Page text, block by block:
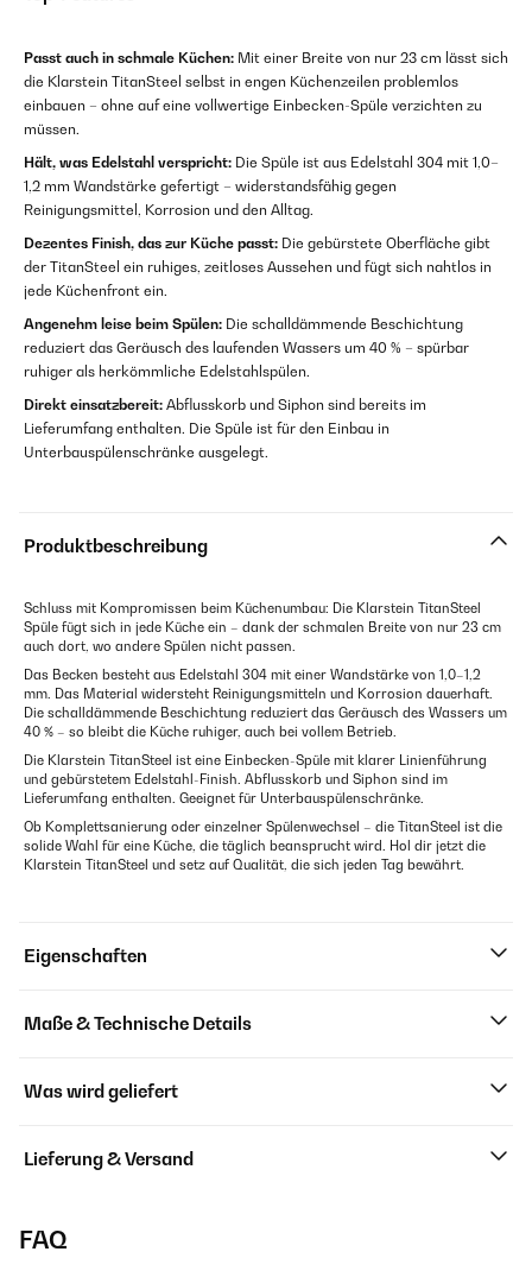
Passt auch in schmale Küchen: Mit einer Breite von nur 23 cm lässt sich
die Klarstein TitanSteel selbst in engen Küchenzeilen problemlos
einbauen – ohne auf eine vollwertige Einbecken-Spüle verzichten zu
müssen.
Hält, was Edelstahl verspricht: Die Spüle ist aus Edelstahl 304 mit 1,0–
1,2 mm Wandstärke gefertigt – widerstandsfähig gegen
Reinigungsmittel, Korrosion und den Alltag.
Dezentes Finish, das zur Küche passt: Die gebürstete Oberfläche gibt
der TitanSteel ein ruhiges, zeitloses Aussehen und fügt sich nahtlos in
jede Küchenfront ein.
Angenehm leise beim Spülen: Die schalldämmende Beschichtung
reduziert das Geräusch des laufenden Wassers um 40 % – spürbar
ruhiger als herkömmliche Edelstahlspülen.
Direkt einsatzbereit: Abflusskorb und Siphon sind bereits im
Lieferumfang enthalten. Die Spüle ist für den Einbau in
Unterbauspülenschränke ausgelegt.
Produktbeschreibung
Schluss mit Kompromissen beim Küchenumbau: Die Klarstein TitanSteel
Spüle fügt sich in jede Küche ein – dank der schmalen Breite von nur 23 cm
auch dort, wo andere Spülen nicht passen.
Das Becken besteht aus Edelstahl 304 mit einer Wandstärke von 1,0–1,2
mm. Das Material widersteht Reinigungsmitteln und Korrosion dauerhaft.
Die schalldämmende Beschichtung reduziert das Geräusch des Wassers um
40 % – so bleibt die Küche ruhiger, auch bei vollem Betrieb.
Die Klarstein TitanSteel ist eine Einbecken-Spüle mit klarer Linienführung
und gebürstetem Edelstahl-Finish. Abflusskorb und Siphon sind im
Lieferumfang enthalten. Geeignet für Unterbauspülenschränke.
Ob Komplettsanierung oder einzelner Spülenwechsel – die TitanSteel ist die
solide Wahl für eine Küche, die täglich beansprucht wird. Hol dir jetzt die
Klarstein TitanSteel und setz auf Qualität, die sich jeden Tag bewährt.
Eigenschaften
Maße & Technische Details
Was wird geliefert
Lieferung & Versand
FAQ